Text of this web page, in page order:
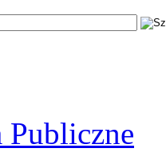
Publiczne